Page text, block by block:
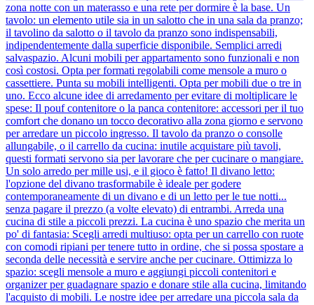
zona notte con un materasso e una rete per dormire è la base. Un
tavolo: un elemento utile sia in un salotto che in una sala da pranzo;
il tavolino da salotto o il tavolo da pranzo sono indispensabili,
indipendentemente dalla superficie disponibile. Semplici arredi
salvaspazio. Alcuni mobili per appartamento sono funzionali e non
così costosi. Opta per formati regolabili come mensole a muro o
cassettiere. Punta su mobili intelligenti. Opta per mobili due o tre in
uno. Ecco alcune idee di arredamento per evitare di moltiplicare le
spese: Il pouf contenitore o la panca contenitore: accessori per il tuo
comfort che donano un tocco decorativo alla zona giorno e servono
per arredare un piccolo ingresso. Il tavolo da pranzo o consolle
allungabile, o il carrello da cucina: inutile acquistare più tavoli,
questi formati servono sia per lavorare che per cucinare o mangiare.
Un solo arredo per mille usi, e il gioco è fatto! Il divano letto:
l'opzione del divano trasformabile è ideale per godere
contemporaneamente di un divano e di un letto per le tue notti...
senza pagare il prezzo (a volte elevato) di entrambi. Arreda una
cucina di stile a piccoli prezzi. La cucina è uno spazio che merita un
po' di fantasia: Scegli arredi multiuso: opta per un carrello con ruote
con comodi ripiani per tenere tutto in ordine, che si possa spostare a
seconda delle necessità e servire anche per cucinare. Ottimizza lo
spazio: scegli mensole a muro e aggiungi piccoli contenitori e
organizer per guadagnare spazio e donare stile alla cucina, limitando
l'acquisto di mobili. Le nostre idee per arredare una piccola sala da